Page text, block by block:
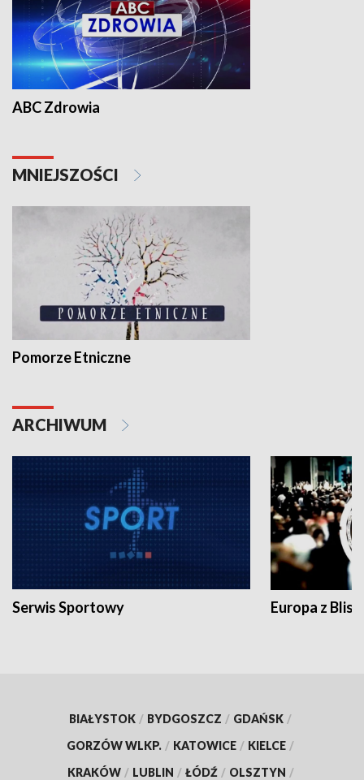
ABC Zdrowia
MNIEJSZOŚCI
Pomorze Etniczne
ARCHIWUM
Serwis Sportowy Europa z
BIAŁYSTOK / BYDGOSZCZ / GDAŃSK /
GORZÓW WLKP. / KATOWICE / KIELCE /
KRAKÓW / LUBLIN / ŁÓDŹ / OLSZTYN /